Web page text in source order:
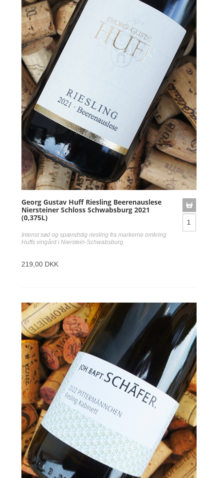
Georg Gustav Huff Riesling Beerenauslese
Niersteiner Schloss Schwabsburg 2021
(0,375L)
Intenst sød og spændstig riesling fra markerne omkring
Huffs vingård i Nierstein-Schwabsburg.
219,00 DKK